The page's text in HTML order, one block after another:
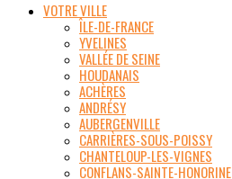
VOTRE VILLE
ÎLE-DE-FRANCE
YVELINES
VALLÉE DE SEINE
HOUDANAIS
ACHÈRES
ANDRÉSY
AUBERGENVILLE
CARRIÈRES-SOUS-POISSY
CHANTELOUP-LES-VIGNES
CONFLANS-SAINTE-HONORINE